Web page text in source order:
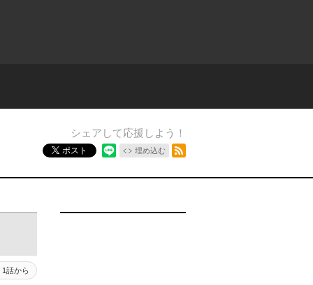
シェアして応援しよう！
ポスト 埋め込む
1話から